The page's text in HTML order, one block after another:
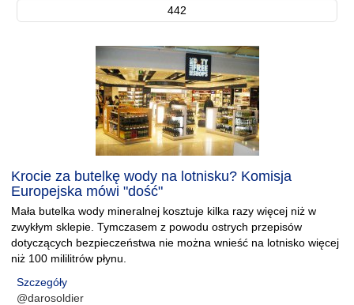
442
Krocie za butelkę wody na lotnisku? Komisja
Europejska mówi "dość"
Mała butelka wody mineralnej kosztuje kilka razy więcej niż w
zwykłym sklepie. Tymczasem z powodu ostrych przepisów
dotyczących bezpieczeństwa nie można wnieść na lotnisko więcej
niż 100 mililitrów płynu.
Szczegóły
@darosoldier